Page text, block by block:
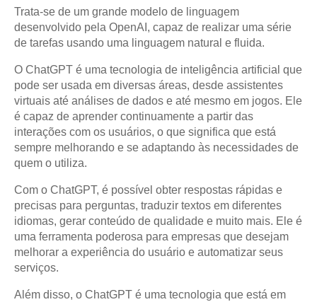
Trata-se de um grande modelo de linguagem
desenvolvido pela OpenAI, capaz de realizar uma série
de tarefas usando uma linguagem natural e fluida.
O ChatGPT é uma tecnologia de inteligência artificial que
pode ser usada em diversas áreas, desde assistentes
virtuais até análises de dados e até mesmo em jogos. Ele
é capaz de aprender continuamente a partir das
interações com os usuários, o que significa que está
sempre melhorando e se adaptando às necessidades de
quem o utiliza.
Com o ChatGPT, é possível obter respostas rápidas e
precisas para perguntas, traduzir textos em diferentes
idiomas, gerar conteúdo de qualidade e muito mais. Ele é
uma ferramenta poderosa para empresas que desejam
melhorar a experiência do usuário e automatizar seus
serviços.
Além disso, o ChatGPT é uma tecnologia que está em